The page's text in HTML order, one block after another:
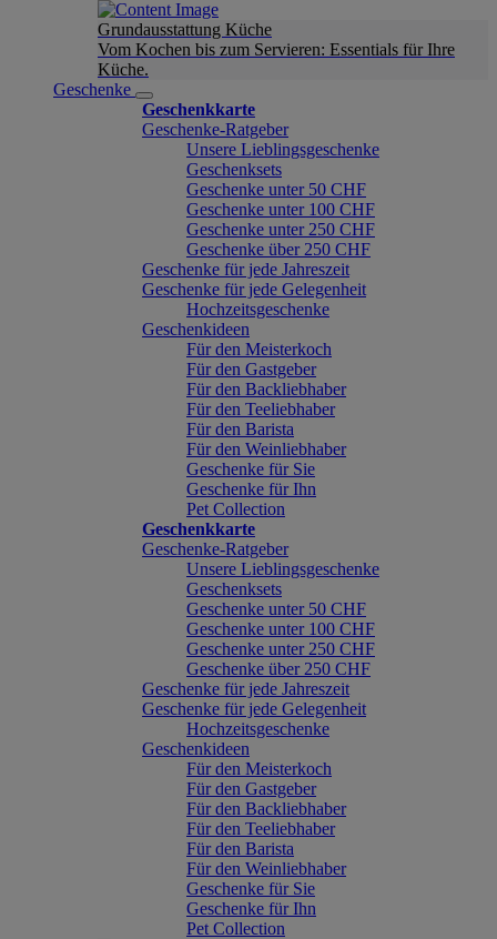
Grundausstattung Küche
Vom Kochen bis zum Servieren: Essentials für Ihre
Küche.
Geschenke
Geschenkkarte
Geschenke-Ratgeber
Unsere Lieblingsgeschenke
Geschenksets
Geschenke unter 50 CHF
Geschenke unter 100 CHF
Geschenke unter 250 CHF
Geschenke über 250 CHF
Geschenke für jede Jahreszeit
Geschenke für jede Gelegenheit
Hochzeitsgeschenke
Geschenkideen
Für den Meisterkoch
Für den Gastgeber
Für den Backliebhaber
Für den Teeliebhaber
Für den Barista
Für den Weinliebhaber
Geschenke für Sie
Geschenke für Ihn
Pet Collection
Geschenkkarte
Geschenke-Ratgeber
Unsere Lieblingsgeschenke
Geschenksets
Geschenke unter 50 CHF
Geschenke unter 100 CHF
Geschenke unter 250 CHF
Geschenke über 250 CHF
Geschenke für jede Jahreszeit
Geschenke für jede Gelegenheit
Hochzeitsgeschenke
Geschenkideen
Für den Meisterkoch
Für den Gastgeber
Für den Backliebhaber
Für den Teeliebhaber
Für den Barista
Für den Weinliebhaber
Geschenke für Sie
Geschenke für Ihn
Pet Collection